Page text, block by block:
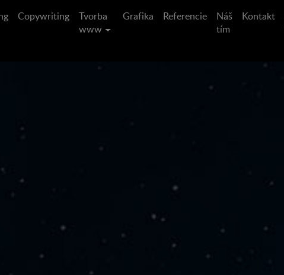
Copywriting
Tvorba
www
Grafika Referencie
Náš
tím
Kontakt